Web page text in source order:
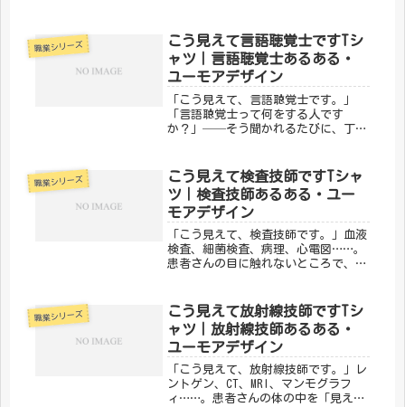
う。「メディカルきのこセンター」が
手がけるこのデザインは、医療・介護
の...
職業シリーズ
こう見えて言語聴覚士ですTシ
ャツ｜言語聴覚士あるある・
ユーモアデザイン
「こう見えて、言語聴覚士です。」
「言語聴覚士って何をする人です
か？」──そう聞かれるたびに、丁寧
練、聴覚支援。専門的なスキルを持ち
ながら、なかなか知られていないのが
言語聴覚...
職業シリーズ
こう見えて検査技師ですTシャ
ツ｜検査技師あるある・ユー
モアデザイン
「こう見えて、検査技師です。」血液
検査、細菌検査、病理、心電図……。
患者さんの目に触れないところで、診
を、メディカルきのこセンターの「こ
う見えて検査技師です。」デザインで
ユ...
職業シリーズ
こう見えて放射線技師ですTシ
ャツ｜放射線技師あるある・
ユーモアデザイン
「こう見えて、放射線技師です。」レ
ントゲン、CT、MRI、マンモグラフ
ィ……。患者さんの体の中を「見える